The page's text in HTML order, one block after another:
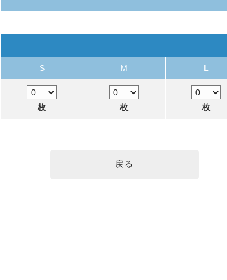
S M L
枚 枚 枚